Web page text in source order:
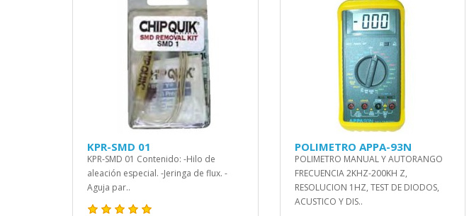
KPR-SMD 01
KPR-SMD 01 Contenido: -Hilo de
aleación especial. -Jeringa de flux. -
Aguja par..
POLIMETRO APPA-93N
POLIMETRO MANUAL Y AUTORANGO
FRECUENCIA 2KHZ-200KH Z,
RESOLUCION 1HZ, TEST DE DIODOS,
ACUSTICO Y DIS..